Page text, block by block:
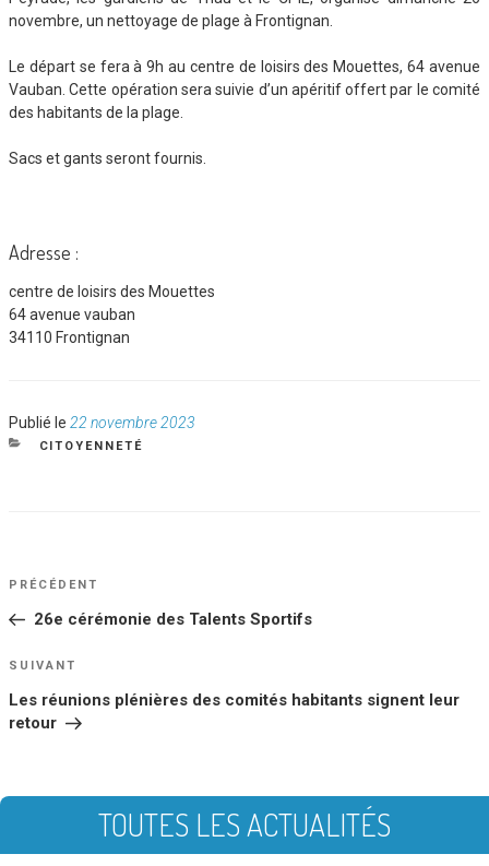
novembre, un nettoyage de plage à Frontignan.
Le départ se fera à 9h au centre de loisirs des Mouettes, 64 avenue
Vauban. Cette opération sera suivie d’un apéritif offert par le comité
des habitants de la plage.
Sacs et gants seront fournis.
Adresse :
centre de loisirs des Mouettes
64 avenue vauban
34110 Frontignan
Publié le Publié
le
22 novembre 2023
CATÉGORIES
CITOYENNETÉ
NAVIGATION
DE
Article
PRÉCÉDENT
26e cérémonie des Talents Sportifs
Article
SUIVANT
Les réunions plénières des comités habitants signent leur
retour
TOUTES LES ACTUALITÉS